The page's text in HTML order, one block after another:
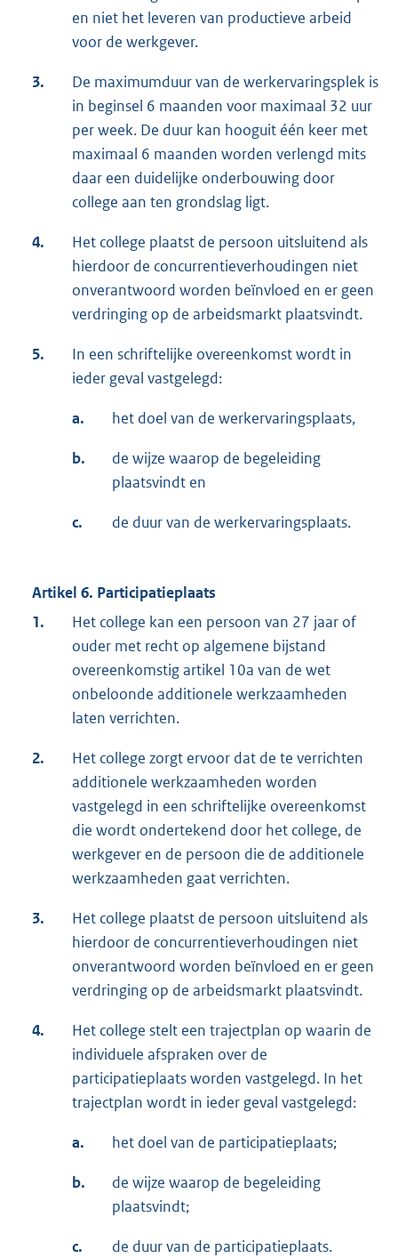
en niet het leveren van productieve arbeid
voor de werkgever.
3.
De maximumduur van de werkervaringsplek is
in beginsel 6 maanden voor maximaal 32 uur
per week. De duur kan hooguit één keer met
maximaal 6 maanden worden verlengd mits
daar een duidelijke onderbouwing door
college aan ten grondslag ligt.
4.
Het college plaatst de persoon uitsluitend als
hierdoor de concurrentieverhoudingen niet
onverantwoord worden beïnvloed en er geen
verdringing op de arbeidsmarkt plaatsvindt.
5.
In een schriftelijke overeenkomst wordt in
ieder geval vastgelegd:
a. het doel van de werkervaringsplaats,
b.
de wijze waarop de begeleiding
plaatsvindt en
c. de duur van de werkervaringsplaats.
Artikel 6. Participatieplaats
1.
Het college kan een persoon van 27 jaar of
ouder met recht op algemene bijstand
overeenkomstig artikel 10a van de wet
onbeloonde additionele werkzaamheden
laten verrichten.
2.
Het college zorgt ervoor dat de te verrichten
additionele werkzaamheden worden
vastgelegd in een schriftelijke overeenkomst
die wordt ondertekend door het college, de
werkgever en de persoon die de additionele
werkzaamheden gaat verrichten.
3.
Het college plaatst de persoon uitsluitend als
hierdoor de concurrentieverhoudingen niet
onverantwoord worden beïnvloed en er geen
verdringing op de arbeidsmarkt plaatsvindt.
4.
Het college stelt een trajectplan op waarin de
individuele afspraken over de
participatieplaats worden vastgelegd. In het
trajectplan wordt in ieder geval vastgelegd:
a. het doel van de participatieplaats;
b.
de wijze waarop de begeleiding
plaatsvindt;
c. de duur van de participatieplaats.